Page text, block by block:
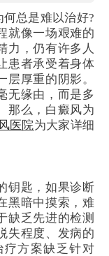
何总是难以治好?
就像一场艰难的
力，仍有许多人
患者承受着身体
厚重的阴影。
无缘由，而是多
那么，白癜风为
医院为大家详细
匙，如果诊断
黑暗中摸索，难
缺乏先进的检测
失程度、发病的
方案缺乏针对